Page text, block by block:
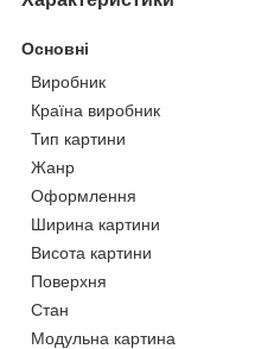
Основні
Виробник
Країна виробник
Тип картини
Жанр
Оформлення
Ширина картини
Висота картини
Поверхня
Стан
Модульна картина